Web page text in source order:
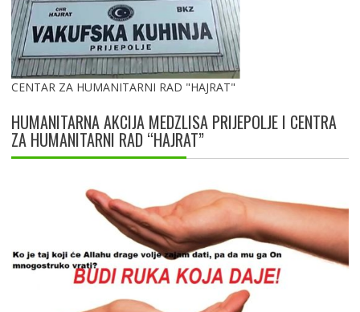
CENTAR ZA HUMANITARNI RAD "HAJRAT"
HUMANITARNA AKCIJA MEDZLISA PRIJEPOLJE I CENTRA
ZA HUMANITARNI RAD “HAJRAT”